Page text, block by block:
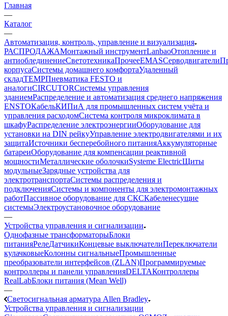
Главная
—
Каталог
—
Автоматизация, контроль, управление и визуализация
РАСПРОДАЖАМонтажный инструментLanbaoОтопление и
антиоблединениеСветотехникаПрочееEMASCерводвигатели
корпусаСистемы домашнего комфортаУдаленный
складTEMPПневматика FESTO и
аналогиCIRCUTORСистемы управления
зданиемРаспределение и автоматизация среднего напряжения
ENSTOКабельКИПиА для промышленных систем учёта и
управления расходомСистема контроля микроклимата в
шкафуРаспределение электроэнергииОборудование для
установки на DIN рейкуУправление электродвигателями и их
защитаИсточники бесперебойного питанияАккумуляторные
батареиОборудование для компенсации реактивной
мощностиМеталлические оболочкиSysteme ElectricЩиты
модульныеЗарядные устройства для
электротранспортаСистемы распределения и
подключенияСистемы и компоненты для электромонтажных
работПассивное оборудование для СКСКабеленесущие
системыЭлектроустановочное оборудование
—
Устройства управления и сигнализации
Однофазные трансформаторыБлоки
питанияРелеДатчикиКонцевые выключателиПереключатели
кулачковыеКолонны сигнальныеПромышленные
преобразователи интерфейсов (ZLAN)Программируемые
контроллеры и панели управленияDELTAКонтроллеры
RealLabБлоки питания (Mean Well)
—
Светосигнальная арматура Allen Bradley
Устройства управления и сигнализации